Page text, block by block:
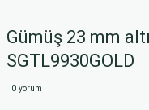
Gümüş 23 mm
SGTL9930GOLD
0 yorum